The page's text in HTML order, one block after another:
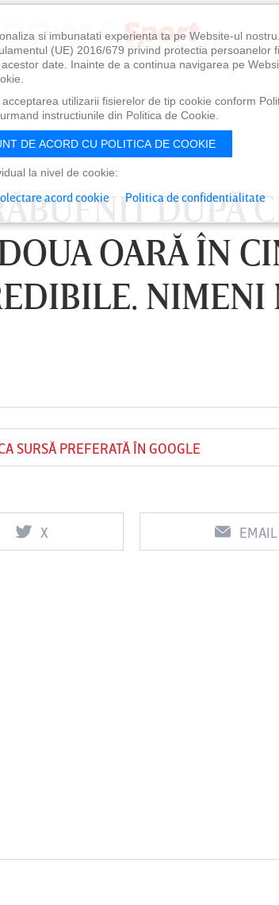
DUPĂ CE
OARĂ ÎN
NIMENI
SURSĂ PREFERATĂ ÎN GOOGLE
X EMAIL
UTA Arad
Vs
Rapid
si imbunatati experienta ta pe Website-ul
(UE) 2016/679 privind protectia persoanelor
date. Inainte de a continua navigarea pe
utilizarii fisierelor de tip cookie conform
instructiunile din Politica de Cookie.
DE ACORD CU POLITICA DE COOKIE
la nivel de cookie:
acord cookie Politica de confidentialitate